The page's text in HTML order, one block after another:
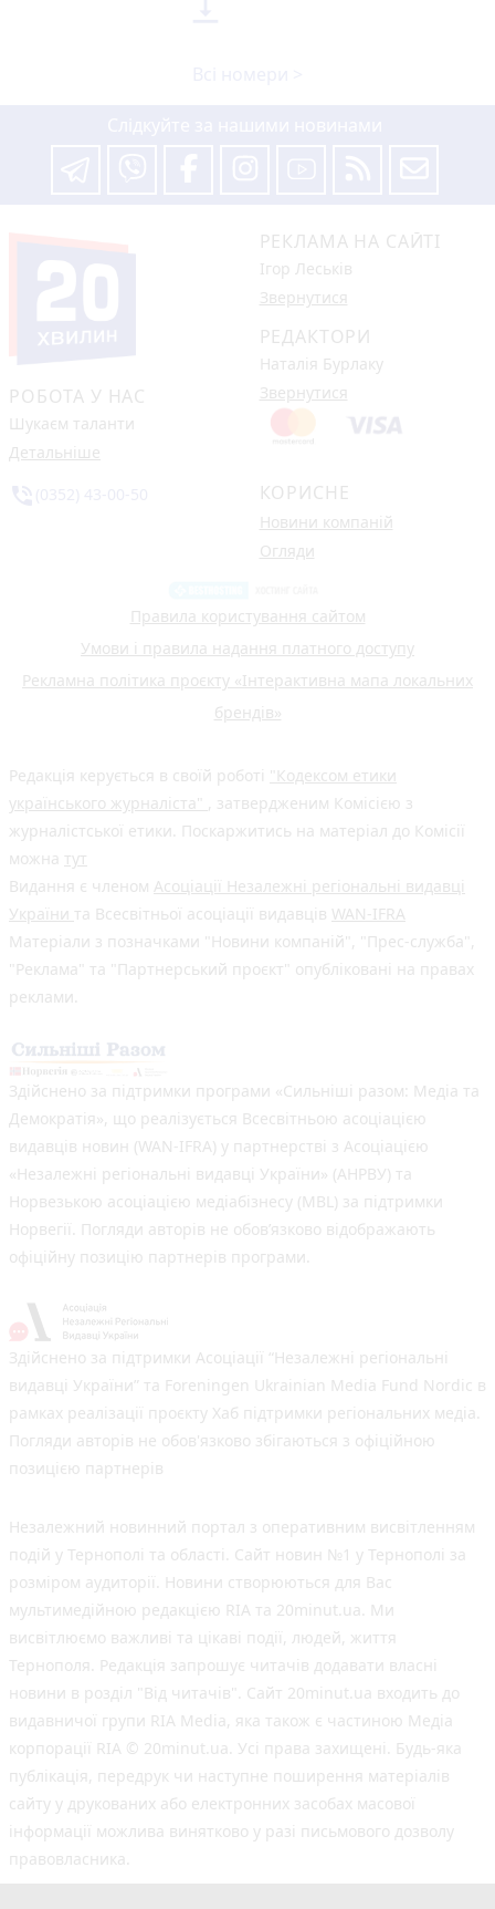
РОБОТА У НАС
Шукаєм таланти
Детальніше
РЕКЛАМА НА САЙТІ
Ігор Леськів
Звернутися
РЕДАКТОРИ
Наталія Бурлаку
Звернутися
КОРИСНЕ
Новини компаній
Огляди
Правила користування сайтом
Умови і правила надання платного доступу
Рекламна політика проєкту «Інтерактивна мапа локальних
брендів»
Редакція керується в своїй роботі "Кодексом етики
українського журналіста" , затвердженим Комісією з
журналістської етики. Поскаржитись на матеріал до Комісії
можна тут
Видання є членом Асоціації Незалежні регіональні видавці
України та Всесвітньої асоціації видавців WAN-IFRA
Матеріали з позначками "Новини компаній", "Прес-служба",
"Реклама" та "Партнерський проєкт" опубліковані на правах
реклами.
Здійснено за підтримки програми «Сильніші разом: Медіа та
Демократія», що реалізується Всесвітньою асоціацією
видавців новин (WAN-IFRA) у партнерстві з Асоціацією
«Незалежні регіональні видавці України» (АНРВУ) та
Норвезькою асоціацією медіабізнесу (MBL) за підтримки
Норвегії. Погляди авторів не обов’язково відображають
офіційну позицію партнерів програми.
Здійснено за підтримки Асоціації “Незалежні регіональні
видавці України” та Foreningen Ukrainian Media Fund Nordic в
рамках реалізації проєкту Хаб підтримки регіональних медіа.
Погляди авторів не обов'язково збігаються з офіційною
позицією партнерів
Незалежний новинний портал з оперативним висвітленням
подій у Тернополі та області. Сайт новин №1 у Тернополі за
розміром аудиторії. Новини створюються для Вас
мультимедійною редакцією RIA та 20minut.ua. Ми
висвітлюємо важливі та цікаві події, людей, життя
Тернополя. Редакція запрошує читачів додавати власні
новини в розділ "Від читачів". Сайт 20minut.ua входить до
видавничої групи RIA Media, яка також є частиною Медіа
корпорації RIA © 20minut.ua. Усі права захищені. Будь-яка
публiкацiя, передрук чи наступне поширення матеріалів
сайту у друкованих або електронних засобах масової
інформації можлива винятково у разі письмового дозволу
правовласника.